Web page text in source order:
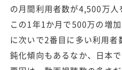
の月間利用者数が4,500万人
この1年1か月で500万の増
に次いで2番目に多い利用
鈍化傾向もあるなか、日本